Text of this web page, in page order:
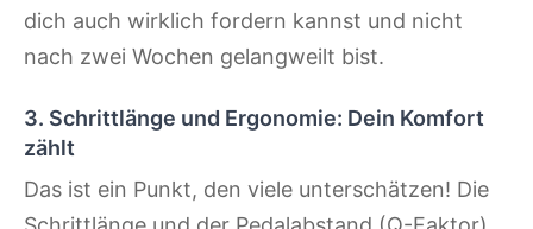
dich auch wirklich fordern kannst und nicht
nach zwei Wochen gelangweilt bist.
3. Schrittlänge und Ergonomie: Dein Komfort
zählt
Das ist ein Punkt, den viele unterschätzen! Die